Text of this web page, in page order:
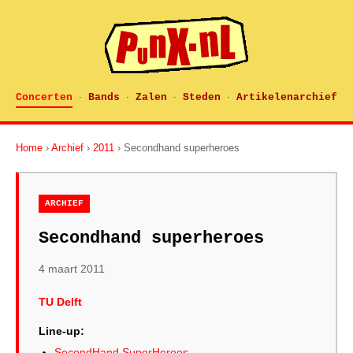
Concerten · Bands · Zalen · Steden · Artikelenarchief
Home › Archief › 2011 › Secondhand superheroes
ARCHIEF
Secondhand superheroes
4 maart 2011
TU Delft
Line-up: